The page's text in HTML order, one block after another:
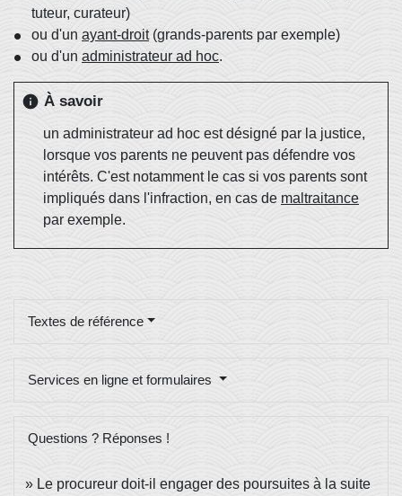
tuteur, curateur)
ou d'un ayant-droit(grands-parents par exemple)
ou d'un administrateur ad hoc.
info À savoir
un administrateur ad hoc est désigné par la justice,
lorsque vos parents ne peuvent pas défendre vos
intérêts. C'est notamment le cas si vos parents sont
impliqués dans l'infraction, en cas de maltraitance
par exemple.
Textes de référence
Services en ligne et formulaires
Questions ? Réponses !
Le procureur doit-il engager des poursuites à la suite